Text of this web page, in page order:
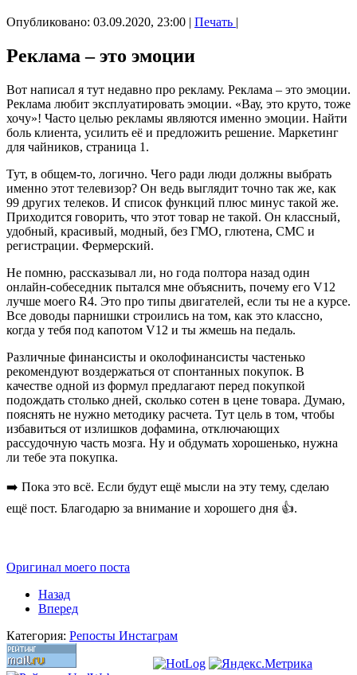
Опубликовано: 03.09.2020, 23:00 | Печать |
Реклама – это эмоции
Вот написал я тут недавно про рекламу. Реклама – это эмоции.
Реклама любит эксплуатировать эмоции. «Вау, это круто, тоже
хочу»! Часто целью рекламы являются именно эмоции. Найти
боль клиента, усилить её и предложить решение. Маркетинг
для чайников, страница 1.
Тут, в общем-то, логично. Чего ради люди должны выбрать
именно этот телевизор? Он ведь выглядит точно так же, как
99 других телеков. И список функций плюс минус такой же.
Приходится говорить, что этот товар не такой. Он классный,
удобный, красивый, модный, без ГМО, глютена, СМС и
регистрации. Фермерский.
Не помню, рассказывал ли, но года полтора назад один
онлайн-собеседник пытался мне объяснить, почему его V12
лучше моего R4. Это про типы двигателей, если ты не а курсе.
Все доводы парнишки строились на том, как это классно,
когда у тебя под капотом V12 и ты жмешь на педаль.
Различные финансисты и околофинансисты частенько
рекомендуют воздержаться от спонтанных покупок. В
качестве одной из формул предлагают перед покупкой
подождать столько дней, сколько сотен в цене товара. Думаю,
пояснять не нужно методику расчета. Тут цель в том, чтобы
избавиться от излишков дофамина, отключающих
рассудочную часть мозга. Ну и обдумать хорошенько, нужна
ли тебе эта покупка.
➡️ Пока это всё. Если будут ещё мысли на эту тему, сделаю
ещё пост. Благодарю за внимание и хорошего дня 👍.
Оригинал моего поста
Назад
Вперед
Категория: Репосты Инстаграм